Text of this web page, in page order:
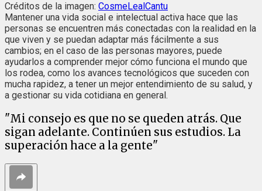
Créditos de la imagen: CosmeLealCantu
Mantener una vida social e intelectual activa hace que las
personas se encuentren más conectadas con la realidad en la
que viven y se puedan adaptar más fácilmente a sus
cambios; en el caso de las personas mayores, puede
ayudarlos a comprender mejor cómo funciona el mundo que
los rodea, como los avances tecnológicos que suceden con
mucha rapidez, a tener un mejor entendimiento de su salud, y
a gestionar su vida cotidiana en general.
"Mi consejo es que no se queden atrás. Que
sigan adelante. Continúen sus estudios. La
superación hace a la gente"